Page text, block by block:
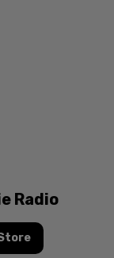
Radio